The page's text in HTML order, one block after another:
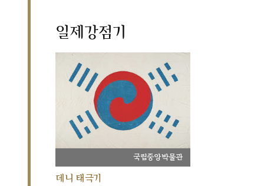
일제강점기
국립중앙박물관
데니 태극기